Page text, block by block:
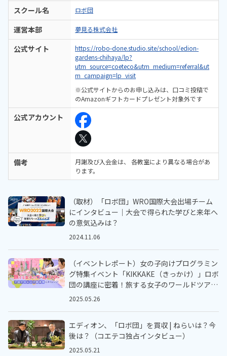
スクール名 ロボ団
運営本部 夢見る株式会社
公式サイト
https://robo-done.studio.site/school/edion-
gardens-chihaya/lp?
utm_source=coeteco&utm_medium=referral&ut
m_campaign=lp_visit
※公式サイトからのお申し込みは、口コミ投稿で
のAmazonギフトカードプレゼント対象外です
公式アカウント
備考
月謝及び入会金は、 各教室により異なる場合があ
ります。
（取材）「ロボ団」WRO国際大会出場チーム
にインタビュー｜大会で得られた学びと来年へ
の意気込みは？
2024.11.06
（イベントレポート）女の子向けプログラミン
グ特集イベント「KIKKAKE（きっかけ）」ロボ
団の講座に密着！旅する女子のワールドツアー
✈プログラミング的思考にチャレンジ！
2025.05.26
エディオン、「ロボ団」を買収 | ねらいは？今
後は？（コエテコ独占インタビュー）
2025.05.21